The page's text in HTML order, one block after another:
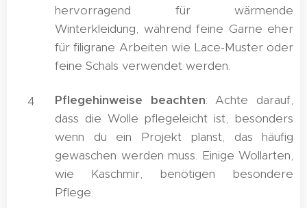
hervorragend für wärmende
Winterkleidung, während feine Garne eher
für filigrane Arbeiten wie Lace-Muster oder
feine Schals verwendet werden.
Pflegehinweise beachten: Achte darauf,
dass die Wolle pflegeleicht ist, besonders
wenn du ein Projekt planst, das häufig
gewaschen werden muss. Einige Wollarten,
wie Kaschmir, benötigen besondere
Pflege.